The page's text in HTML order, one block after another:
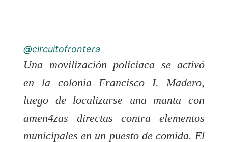
@circuitofrontera
Una movilización policiaca se activó
en la colonia Francisco I. Madero,
luego de localizarse una manta con
amen4zas directas contra elementos
municipales en un puesto de comida. El